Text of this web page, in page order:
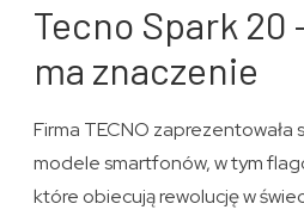
Tecno Spark 20
ma znaczenie
Firma TECNO zaprezentowała
modele smartfonów, w tym
które obiecują rewolucję w